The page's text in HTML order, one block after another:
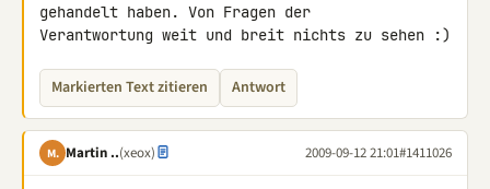
gehandelt haben. Von Fragen der
Verantwortung weit und breit nichts zu sehen :)
Markierten Text zitieren Antwort
M. Martin ..(xeox) 2009-09-12 21:01#1411026